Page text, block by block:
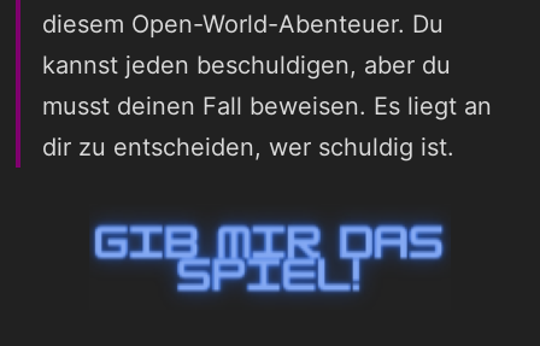
diesem Open-World-Abenteuer. Du
kannst jeden beschuldigen, aber du
musst deinen Fall beweisen. Es liegt an
dir zu entscheiden, wer schuldig ist.